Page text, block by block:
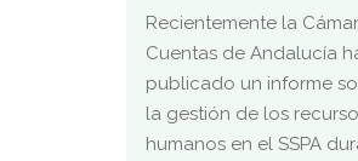
Recientemente la
Cuentas de Andalucía
publicado un informe
la gestión de los
humanos en el SSPA